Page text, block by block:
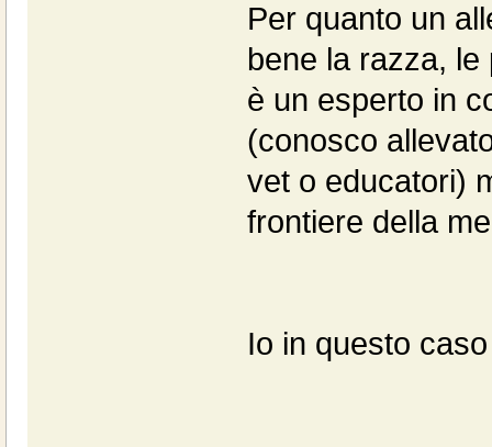
Per quanto un
bene la razza,
è un esperto in
(conosco
vet o educatori)
frontiere della
Io in questo